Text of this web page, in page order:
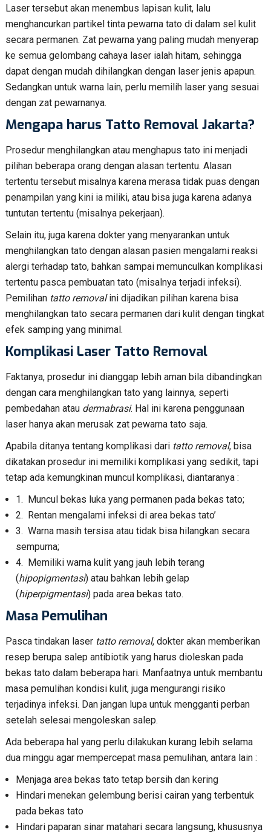
Laser tersebut akan menembus lapisan kulit, lalu
menghancurkan partikel tinta pewarna tato di dalam sel kulit
secara permanen. Zat pewarna yang paling mudah menyerap
ke semua gelombang cahaya laser ialah hitam, sehingga
dapat dengan mudah dihilangkan dengan laser jenis apapun.
Sedangkan untuk warna lain, perlu memilih laser yang sesuai
dengan zat pewarnanya.
Mengapa harus Tatto Removal Jakarta?
Prosedur menghilangkan atau menghapus tato ini menjadi
pilihan beberapa orang dengan alasan tertentu. Alasan
tertentu tersebut misalnya karena merasa tidak puas dengan
penampilan yang kini ia miliki, atau bisa juga karena adanya
tuntutan tertentu (misalnya pekerjaan).
Selain itu, juga karena dokter yang menyarankan untuk
menghilangkan tato dengan alasan pasien mengalami reaksi
alergi terhadap tato, bahkan sampai memunculkan komplikasi
tertentu pasca pembuatan tato (misalnya terjadi infeksi).
Pemilihan tatto removalini dijadikan pilihan karena bisa
menghilangkan tato secara permanen dari kulit dengan tingkat
efek samping yang minimal.
Komplikasi Laser Tatto Removal
Faktanya, prosedur ini dianggap lebih aman bila dibandingkan
dengan cara menghilangkan tato yang lainnya, seperti
pembedahan atau dermabrasi. Hal ini karena penggunaan
laser hanya akan merusak zat pewarna tato saja.
Apabila ditanya tentang komplikasi dari tatto removal, bisa
dikatakan prosedur ini memiliki komplikasi yang sedikit, tapi
tetap ada kemungkinan muncul komplikasi, diantaranya :
1. Muncul bekas luka yang permanen pada bekas tato;
2. Rentan mengalami infeksi di area bekas tato’
3. Warna masih tersisa atau tidak bisa hilangkan secara
sempurna;
4. Memiliki warna kulit yang jauh lebih terang
(hipopigmentasi) atau bahkan lebih gelap
(hiperpigmentasi) pada area bekas tato.
Masa Pemulihan
Pasca tindakan laser tatto removal, dokter akan memberikan
resep berupa salep antibiotik yang harus dioleskan pada
bekas tato dalam beberapa hari. Manfaatnya untuk membantu
masa pemulihan kondisi kulit, juga mengurangi risiko
terjadinya infeksi. Dan jangan lupa untuk mengganti perban
setelah selesai mengoleskan salep.
Ada beberapa hal yang perlu dilakukan kurang lebih selama
dua minggu agar mempercepat masa pemulihan, antara lain :
Menjaga area bekas tato tetap bersih dan kering
Hindari menekan gelembung berisi cairan yang terbentuk
pada bekas tato
Hindari paparan sinar matahari secara langsung, khususnya